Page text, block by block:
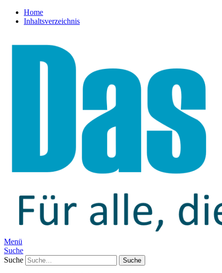
Home
Inhaltsverzeichnis
Menü
Suche
Suche